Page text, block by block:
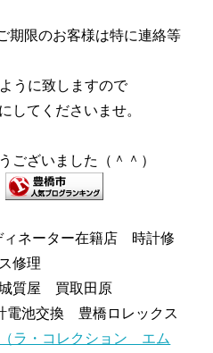
期限のお客様は特に連絡等
うに致しますので
してくださいませ。
ございました（＾＾）
ィネーター在籍店 時計修
修理
質屋 買取田原
池交換 豊橋ロレックス
ラ・コレクション エム